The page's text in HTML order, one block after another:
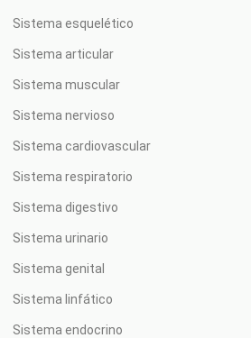
Sistema esquelético
Sistema articular
Sistema muscular
Sistema nervioso
Sistema cardiovascular
Sistema respiratorio
Sistema digestivo
Sistema urinario
Sistema genital
Sistema linfático
Sistema endocrino